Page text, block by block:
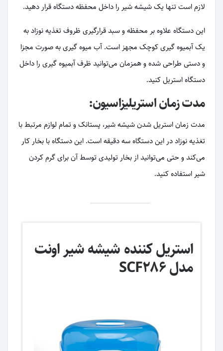
لازم است تنها یک شیشه شیر را داخل محفظه دستگاه قرار دهید.
این دستگاه علاوه بر محفظه و سبد قرارگیری ظروف تغذیه نوزاد به
یک آبمیوه گیری کوچک مجهز است. آب میوه گیری به صورت مجزا
و دستی طراحی شده و همزمان می‌توانید ظرف آبمیوه گیری را داخل
دستگاه استریل کنید.
مدت زمان استریلیزاسیون:
مدت زمان استریل شدن شیشه شیر، پستانک و تمام لوازم مرتبط با
تغذیه نوزاد در این دستگاه سه دقیقه است. این دستگاه با بخار کار
می‌کند و حتی می‌توانید از بخار تولیدی توسط آن برای گرم کردن
شیر استفاده کنید.
استریل کننده شیشه شیر اونت
مدل SCF286